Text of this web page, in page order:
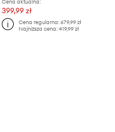
Cena aktualna:
399,99 zł
Cena regularna: 679,99 zł
Najniższa cena: 419,99 zł